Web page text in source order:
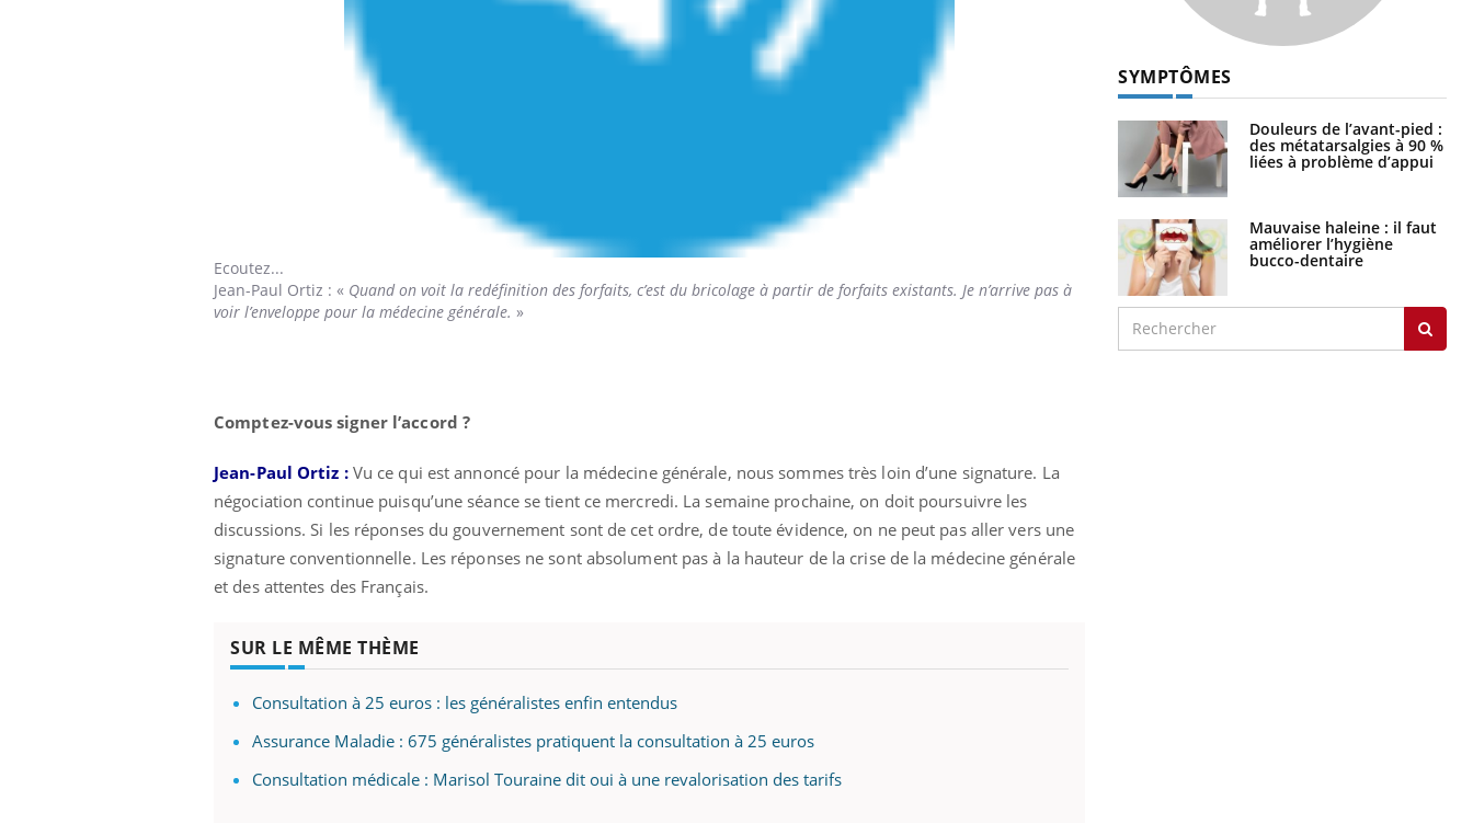
Ecoutez...
Jean-Paul Ortiz : « Quand on voit la redéfinition des forfaits, c’est du bricolage à partir de forfaits existants. Je n’arrive pas à
voir l’enveloppe pour la médecine générale. »
Comptez-vous signer l’accord ?
Jean-Paul Ortiz : Vu ce qui est annoncé pour la médecine générale, nous sommes très loin d’une signature. La
négociation continue puisqu’une séance se tient ce mercredi. La semaine prochaine, on doit poursuivre les
discussions. Si les réponses du gouvernement sont de cet ordre, de toute évidence, on ne peut pas aller vers une
signature conventionnelle. Les réponses ne sont absolument pas à la hauteur de la crise de la médecine générale
et des attentes des Français.
SUR LE MÊME THÈME
Consultation à 25 euros : les généralistes enfin entendus
Assurance Maladie : 675 généralistes pratiquent la consultation à 25 euros
Consultation médicale : Marisol Touraine dit oui à une revalorisation des tarifs
SYMPTÔMES
Douleurs de l’avant-pied :
des métatarsalgies à 90 %
liées à problème d’appui
Mauvaise haleine : il faut
améliorer l’hygiène
bucco-dentaire